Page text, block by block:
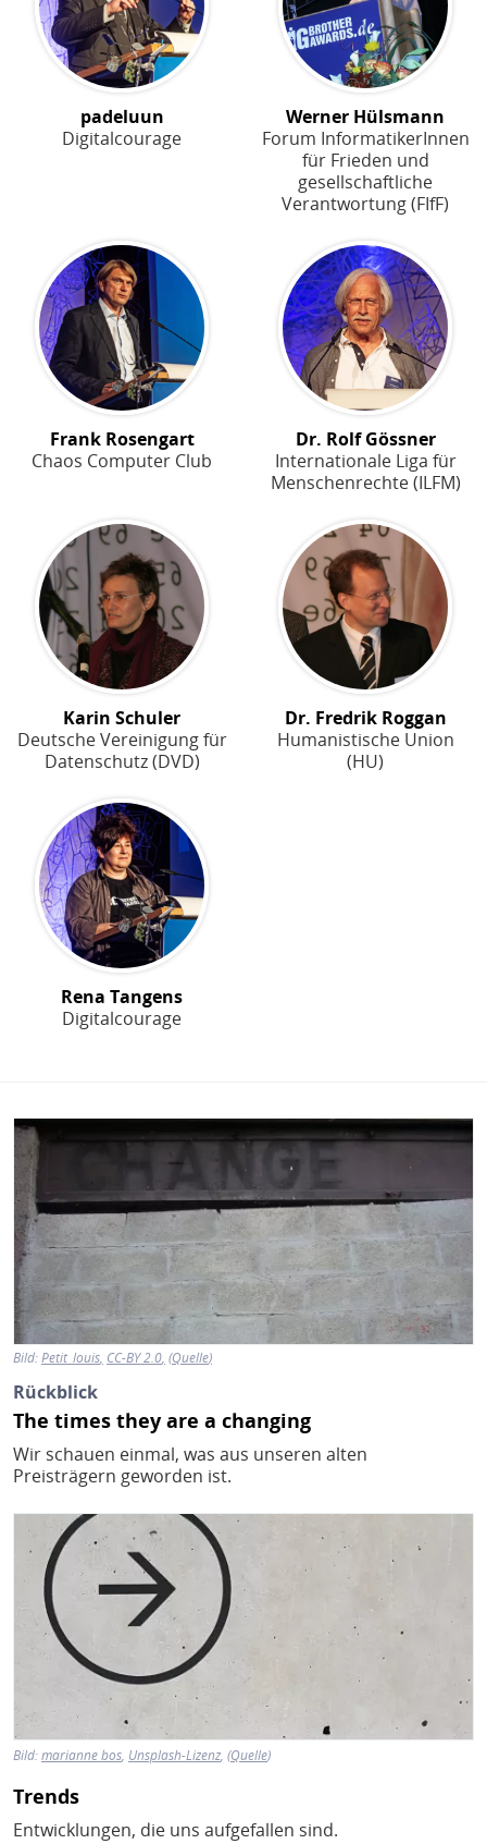
padeluun
Digitalcourage
Werner Hülsmann
Forum InformatikerInnen
für Frieden und
gesellschaftliche
Verantwortung (FIfF)
Frank Rosengart
Chaos Computer Club
Dr. Rolf Gössner
Internationale Liga für
Menschenrechte (ILFM)
Karin Schuler
Deutsche Vereinigung für
Datenschutz (DVD)
Dr. Fredrik Roggan
Humanistische Union
(HU)
Rena Tangens
Digitalcourage
Bild
Bild:Petit_louis CC-BY 2.0 Quelle
Rückblick
The times they are a changing
Wir schauen einmal, was aus unseren alten
Preisträgern geworden ist.
Bild
Bild:marianne bos, Unsplash-Lizenz, (Quelle)
Trends
Entwicklungen, die uns aufgefallen sind.